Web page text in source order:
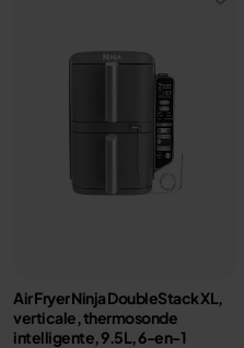
Air Fryer Ninja DoubleStack XL,
verticale, thermosonde
intelligente, 9.5L, 6-en-1